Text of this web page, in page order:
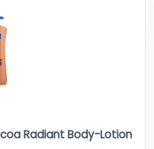
Radiant Body-Lotion